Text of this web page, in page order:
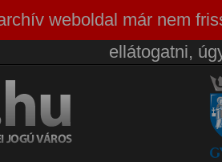
weboldal már nem
ellátogatni,